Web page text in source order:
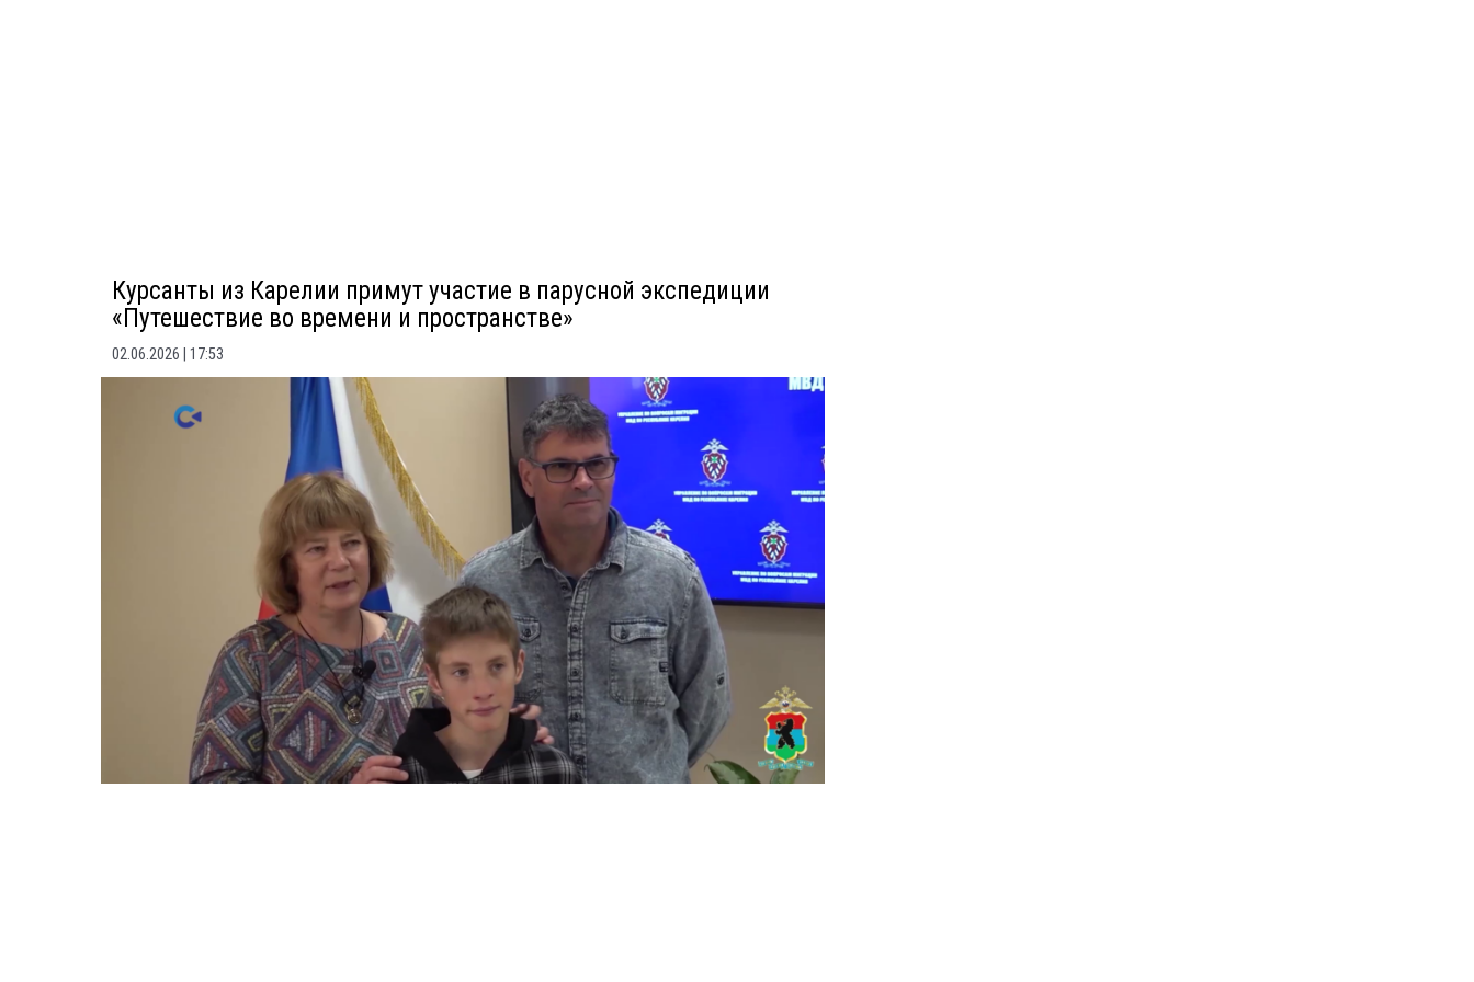
Курсанты из Карелии примут участие в парусной экспедиции
«Путешествие во времени и пространстве»
02.06.2026 17:53